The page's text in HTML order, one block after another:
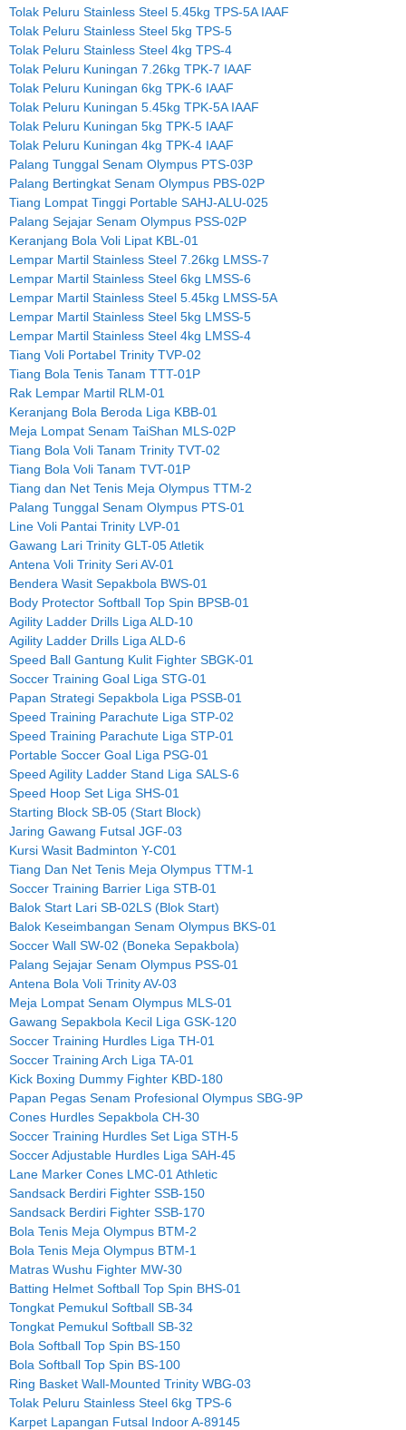
Tolak Peluru Stainless Steel 5.45kg TPS-5A IAAF
Tolak Peluru Stainless Steel 5kg TPS-5
Tolak Peluru Stainless Steel 4kg TPS-4
Tolak Peluru Kuningan 7.26kg TPK-7 IAAF
Tolak Peluru Kuningan 6kg TPK-6 IAAF
Tolak Peluru Kuningan 5.45kg TPK-5A IAAF
Tolak Peluru Kuningan 5kg TPK-5 IAAF
Tolak Peluru Kuningan 4kg TPK-4 IAAF
Palang Tunggal Senam Olympus PTS-03P
Palang Bertingkat Senam Olympus PBS-02P
Tiang Lompat Tinggi Portable SAHJ-ALU-025
Palang Sejajar Senam Olympus PSS-02P
Keranjang Bola Voli Lipat KBL-01
Lempar Martil Stainless Steel 7.26kg LMSS-7
Lempar Martil Stainless Steel 6kg LMSS-6
Lempar Martil Stainless Steel 5.45kg LMSS-5A
Lempar Martil Stainless Steel 5kg LMSS-5
Lempar Martil Stainless Steel 4kg LMSS-4
Tiang Voli Portabel Trinity TVP-02
Tiang Bola Tenis Tanam TTT-01P
Rak Lempar Martil RLM-01
Keranjang Bola Beroda Liga KBB-01
Meja Lompat Senam TaiShan MLS-02P
Tiang Bola Voli Tanam Trinity TVT-02
Tiang Bola Voli Tanam TVT-01P
Tiang dan Net Tenis Meja Olympus TTM-2
Palang Tunggal Senam Olympus PTS-01
Line Voli Pantai Trinity LVP-01
Gawang Lari Trinity GLT-05 Atletik
Antena Voli Trinity Seri AV-01
Bendera Wasit Sepakbola BWS-01
Body Protector Softball Top Spin BPSB-01
Agility Ladder Drills Liga ALD-10
Agility Ladder Drills Liga ALD-6
Speed Ball Gantung Kulit Fighter SBGK-01
Soccer Training Goal Liga STG-01
Papan Strategi Sepakbola Liga PSSB-01
Speed Training Parachute Liga STP-02
Speed Training Parachute Liga STP-01
Portable Soccer Goal Liga PSG-01
Speed Agility Ladder Stand Liga SALS-6
Speed Hoop Set Liga SHS-01
Starting Block SB-05 (Start Block)
Jaring Gawang Futsal JGF-03
Kursi Wasit Badminton Y-C01
Tiang Dan Net Tenis Meja Olympus TTM-1
Soccer Training Barrier Liga STB-01
Balok Start Lari SB-02LS (Blok Start)
Balok Keseimbangan Senam Olympus BKS-01
Soccer Wall SW-02 (Boneka Sepakbola)
Palang Sejajar Senam Olympus PSS-01
Antena Bola Voli Trinity AV-03
Meja Lompat Senam Olympus MLS-01
Gawang Sepakbola Kecil Liga GSK-120
Soccer Training Hurdles Liga TH-01
Soccer Training Arch Liga TA-01
Kick Boxing Dummy Fighter KBD-180
Papan Pegas Senam Profesional Olympus SBG-9P
Cones Hurdles Sepakbola CH-30
Soccer Training Hurdles Set Liga STH-5
Soccer Adjustable Hurdles Liga SAH-45
Lane Marker Cones LMC-01 Athletic
Sandsack Berdiri Fighter SSB-150
Sandsack Berdiri Fighter SSB-170
Bola Tenis Meja Olympus BTM-2
Bola Tenis Meja Olympus BTM-1
Matras Wushu Fighter MW-30
Batting Helmet Softball Top Spin BHS-01
Tongkat Pemukul Softball SB-34
Tongkat Pemukul Softball SB-32
Bola Softball Top Spin BS-150
Bola Softball Top Spin BS-100
Ring Basket Wall-Mounted Trinity WBG-03
Tolak Peluru Stainless Steel 6kg TPS-6
Karpet Lapangan Futsal Indoor A-89145